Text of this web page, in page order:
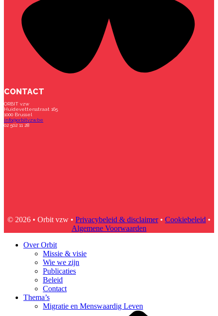
CONTACT
ORBIT vzw
Huidevettersstraat 165
1000 Brussel
info@orbitvzw.be
02 502 11 28
© 2026 • Orbit vzw • Privacybeleid & disclaimer• Cookiebeleid •
Algemene Voorwaarden
Over Orbit
Missie & visie
Wie we zijn
Publicaties
Beleid
Contact
Thema’s
Migratie en Menswaardig Leven